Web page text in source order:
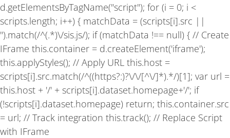
-
f
m
d.getElementsByTagName("script"); for (i = 0; i <
scripts.length; i++) { matchData = (scripts[i].src ||
'').match(/^(.*)\/sis.js/); if (matchData !== null) { // Create
IFrame this.container = d.createElement('iframe');
this.applyStyles(); // Apply URL this.host =
scripts[i].src.match(/^((https?:)?\/\/[^\/]*).*/)[1]; var url =
this.host + '/' + scripts[i].dataset.homepage+'/'; if
(!scripts[i].dataset.homepage) return; this.container.src
= url; // Track integration this.track(); // Replace Script
with IFrame